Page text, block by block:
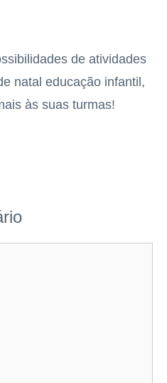
de atividades
natal educação infantil,
às suas turmas!